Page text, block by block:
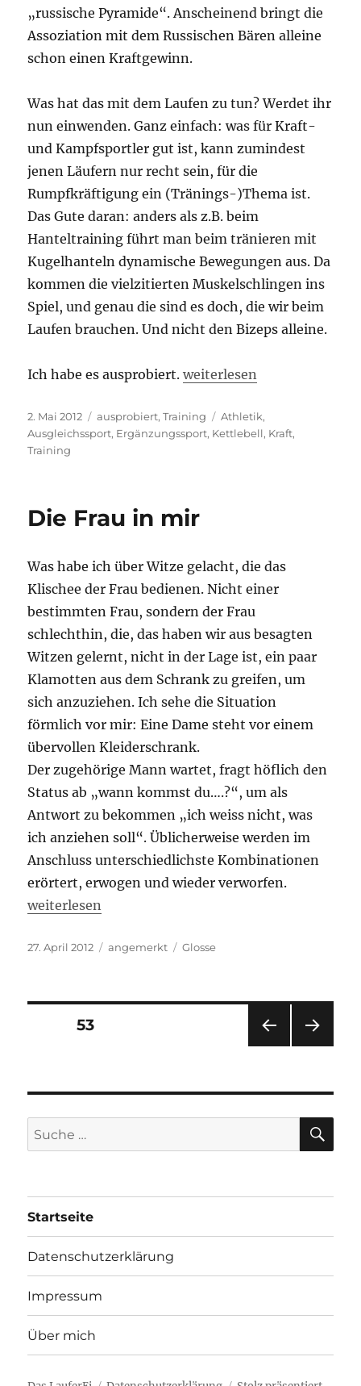
„russische Pyramide“. Anscheinend bringt die
Assoziation mit dem Russischen Bären alleine
schon einen Kraftgewinn.
Was hat das mit dem Laufen zu tun? Werdet ihr
nun einwenden. Ganz einfach: was für Kraft-
und Kampfsportler gut ist, kann zumindest
jenen Läufern nur recht sein, für die
Rumpfkräftigung ein (Tränings-)Thema ist.
Das Gute daran: anders als z.B. beim
Hanteltraining führt man beim tränieren mit
Kugelhanteln dynamische Bewegungen aus. Da
kommen die vielzitierten Muskelschlingen ins
Spiel, und genau die sind es doch, die wir beim
Laufen brauchen. Und nicht den Bizeps alleine.
Ich habe es ausprobiert.„Ausgleichssport (2):
weiterlesen
Veröffentlicht
am
2. Mai 2012 Kategorien
ausprobiert,Training Schlagwörter
Athletik,
Ausgleichssport, Ergänzungssport, Kettlebell, Kraft,
Training
Die Frau in mir
Was habe ich über Witze gelacht, die das
Klischee der Frau bedienen. Nicht einer
bestimmten Frau, sondern der Frau
schlechthin, die, das haben wir aus besagten
Witzen gelernt, nicht in der Lage ist, ein paar
Klamotten aus dem Schrank zu greifen, um
sich anzuziehen. Ich sehe die Situation
förmlich vor mir: Eine Dame steht vor einem
übervollen Kleiderschrank.
Der zugehörige Mann wartet, fragt höflich den
Status ab „wann kommst du….?“, um als
Antwort zu bekommen „ich weiss nicht, was
ich anziehen soll“. Üblicherweise werden im
Anschluss unterschiedlichste Kombinationen
erörtert, erwogen und wieder verworfen.
„Die Frau in mir“
weiterlesen
Veröffentlicht
27. April 2012 Kategorien
angemerkt Schlagwörter
Glosse
Beitragsnavigation
SEIT
E
SEITE53
E
Suche
nach:
Startseite
Datenschutzerklärung
Impressum
Über mich